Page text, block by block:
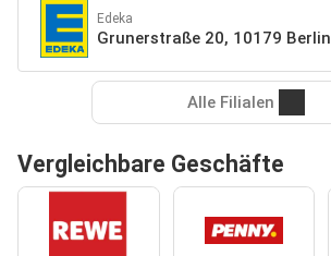
Edeka
Grunerstraße 20, 10179 Berlin
Alle Filialen
Vergleichbare Geschäfte